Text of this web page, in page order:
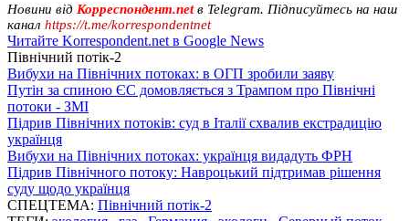
Новини від Корреспондент.netв Telegram. Підписуйтесь на наш
канал https://t.me/korrespondentnet
Читайте Korrespondent.net в Google News
Північний потік-2
Вибухи на Північних потоках: в ОГП зробили заяву
Путін за спиною ЄС домовляється з Трампом про Північні
потоки - ЗМІ
Підрив Північних потоків: суд в Італії схвалив екстрадицію
українця
Вибухи на Північних потоках: українця видадуть ФРН
Підрив Північного потоку: Навроцький підтримав рішення
суду щодо українця
СПЕЦТЕМА: Північний потік-2